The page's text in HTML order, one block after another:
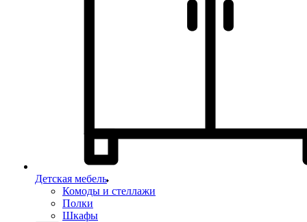
Детская мебель
Комоды и стеллажи
Полки
Шкафы